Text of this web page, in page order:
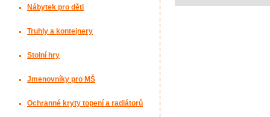
Nábytek pro děti
Truhly a kontejnery
Stolní hry
Jmenovníky pro MŠ
Ochranné kryty topení a radiátorů